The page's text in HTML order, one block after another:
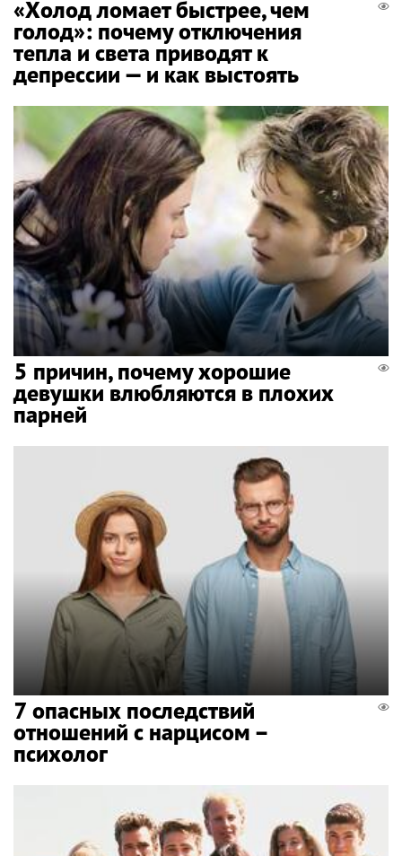
«Холод ломает быстрее, чем
голод»: почему отключения
тепла и света приводят к
депрессии — и как выстоять
5 причин, почему хорошие
девушки влюбляются в плохих
парней
7 опасных последствий
отношений с нарцисом –
психолог